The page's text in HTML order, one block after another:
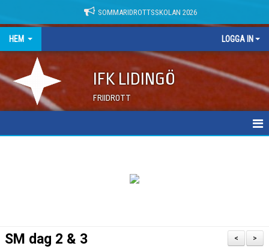
SOMMARIDROTTSSKOLAN 2026
HEM LOGGA IN
IFK LIDINGÖ
FRIIDROTT
>
<
SM dag 2 & 3